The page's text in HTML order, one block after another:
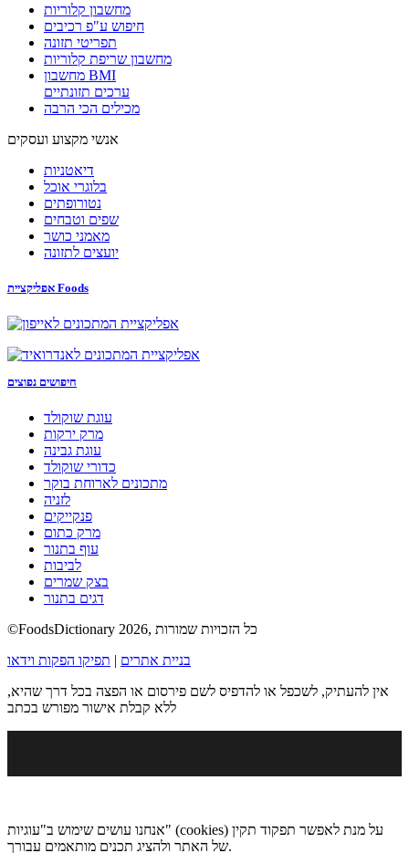
מחשבון קלוריות
חיפוש ע"פ רכיבים
תפריטי תזונה
מחשבון שריפת קלוריות
מחשבון BMI
ערכים תזונתיים
מכילים הכי הרבה
אנשי מקצוע ועסקים
דיאטניות
בלוגרי אוכל
נטורופתים
שפים וטבחים
מאמני כושר
יועצים לתזונה
אפליקציית Foods
חיפושים נפוצים
עוגת שוקולד
מרק ירקות
עוגת גבינה
כדורי שוקולד
מתכונים לארוחת בוקר
לזניה
פנקייקים
מרק כתום
עוף בתנור
לביבות
בצק שמרים
דגים בתנור
©FoodsDictionary 2026, כל הזכויות שמורות
בניית אתרים
תפיקו הפקות וידאו
אין להעתיק, לשכפל או להדפיס לשם פירסום או הפצה בכל דרך שהיא,
ללא קבלת אישור מפורש בכתב
אנחנו עושים שימוש ב"עוגיות" (cookies) על מנת לאפשר תפקוד תקין
של האתר ולהציג תכנים מותאמים עבורך.